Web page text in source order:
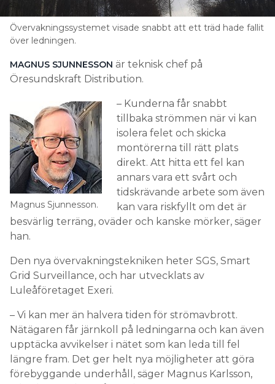
Övervakningssystemet visade snabbt att ett träd hade fallit
över ledningen.
MAGNUS SJUNNESSON är teknisk chef på
Öresundskraft Distribution.
Magnus Sjunnesson.
– Kunderna får snabbt
tillbaka strömmen när vi kan
isolera felet och skicka
montörerna till rätt plats
direkt. Att hitta ett fel kan
annars vara ett svårt och
tidskrävande arbete som även
kan vara riskfyllt om det är
besvärlig terräng, oväder och kanske mörker, säger
han.
Den nya övervakningstekniken heter SGS, Smart
Grid Surveillance, och har utvecklats av
Luleåföretaget Exeri.
– Vi kan mer än halvera tiden för strömavbrott.
Nätägaren får järnkoll på ledningarna och kan även
upptäcka avvikelser i nätet som kan leda till fel
längre fram. Det ger helt nya möjligheter att göra
förebyggande underhåll, säger Magnus Karlsson,